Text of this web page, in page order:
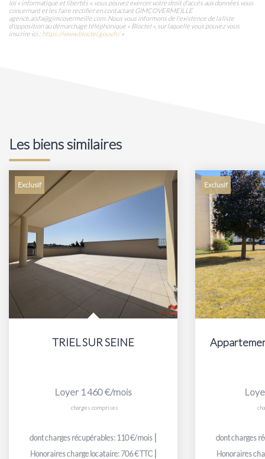
loi « informatique et libertés », vous pouvez exercer votre droit d'accès aux données vous
concernant et les faire rectifier en contactant GIMCOVERMEILLE
agence.aisfa@gimcovermeille.com. Nous vous informons de l'existence de la liste
d'opposition au démarchage téléphonique « Bloctel », sur laquelle vous pouvez vous
inscrire ici : https://www.bloctel.gouv.fr/»
Les biens similaires
Exclusif
TRIEL SUR SEINE
Loyer 1 460 €/mois
charges comprises
dont charges récupérables: 110 €/mois |
Honoraires charge locataire: 706 € TTC |
Exclusif
dont charges
Honoraires